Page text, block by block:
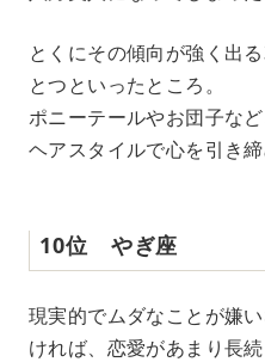
とくにその傾向が強く出
とつといったところ。
ポニーテールやお団子な
ヘアスタイルで心を引き
10位 やぎ座
現実的でムダなことが嫌
ければ、恋愛があまり長